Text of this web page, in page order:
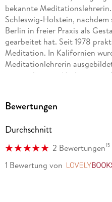
bekannte
Schleswig-Holstein, nachdem
Berlin in freier Praxis als
gearbeitet hat. Seit 1978
Meditation. In Kalifornien
Meditationlehrerin
unterrichtet sie Meditation
Verbindung von Alltag und
intensive Schweigekurse.
Bewertungen
Durchschnitt
2 Bewertungen15
1 Bewertung von